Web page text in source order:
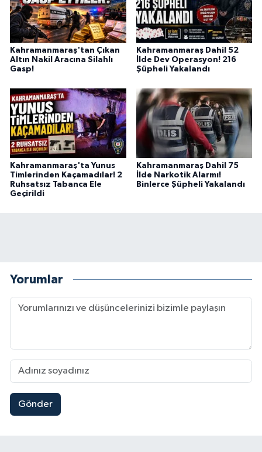
Kahramanmaraş'tan Çıkan
Altın Nakil Aracına Silahlı
Gasp!
Kahramanmaraş Dahil 52
İlde Dev Operasyon! 216
Şüpheli Yakalandı
Kahramanmaraş'ta Yunus
Timlerinden Kaçamadılar! 2
Ruhsatsız Tabanca Ele
Geçirildi
Kahramanmaraş Dahil 75
İlde Narkotik Alarmı!
Binlerce Şüpheli Yakalandı
Yorumlar
Gönder
17:19 |Kahramanmaraşlı İşçi Adana'daki Tünel
ASAYİŞ
SEÇİM 2015
ÇEVRE
BİLİM VE TEKNOLOJİ
YARIŞMALAR
TANITIM
HABERDE İNSAN